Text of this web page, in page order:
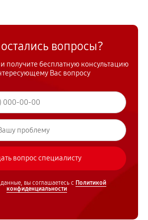
вопросы?
и получите бесплатную консультацию
Вас вопросу
вы соглашаетесь с Политикой
конфиденциальности